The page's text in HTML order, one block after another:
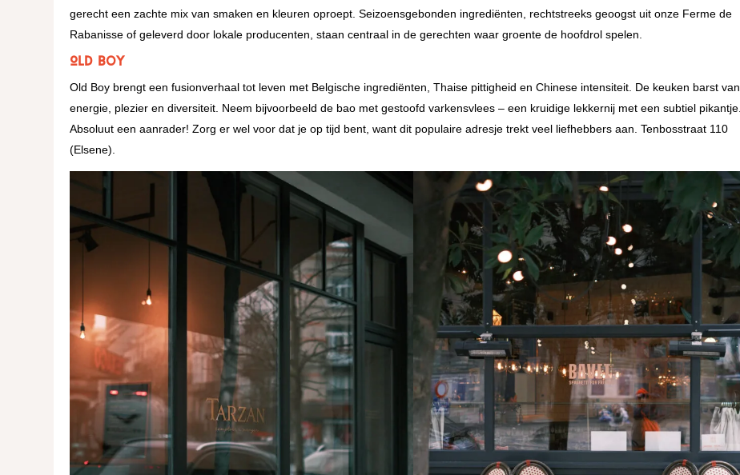
gerecht een zachte mix van smaken en kleuren oproept. Seizoensgebonden ingrediënten, rechtstreeks geoogst uit onze Ferme de
Rabanisse of geleverd door lokale producenten, staan centraal in de gerechten waar groente de hoofdrol spelen.
Old Boy
Old Boy brengt een fusionverhaal tot leven met Belgische ingrediënten, Thaise pittigheid en Chinese intensiteit. De keuken barst van
energie, plezier en diversiteit. Neem bijvoorbeeld de bao met gestoofd varkensvlees – een kruidige lekkernij met een subtiel pikantje.
Absoluut een aanrader! Zorg er wel voor dat je op tijd bent, want dit populaire adresje trekt veel liefhebbers aan. Tenbosstraat 110
(Elsene).